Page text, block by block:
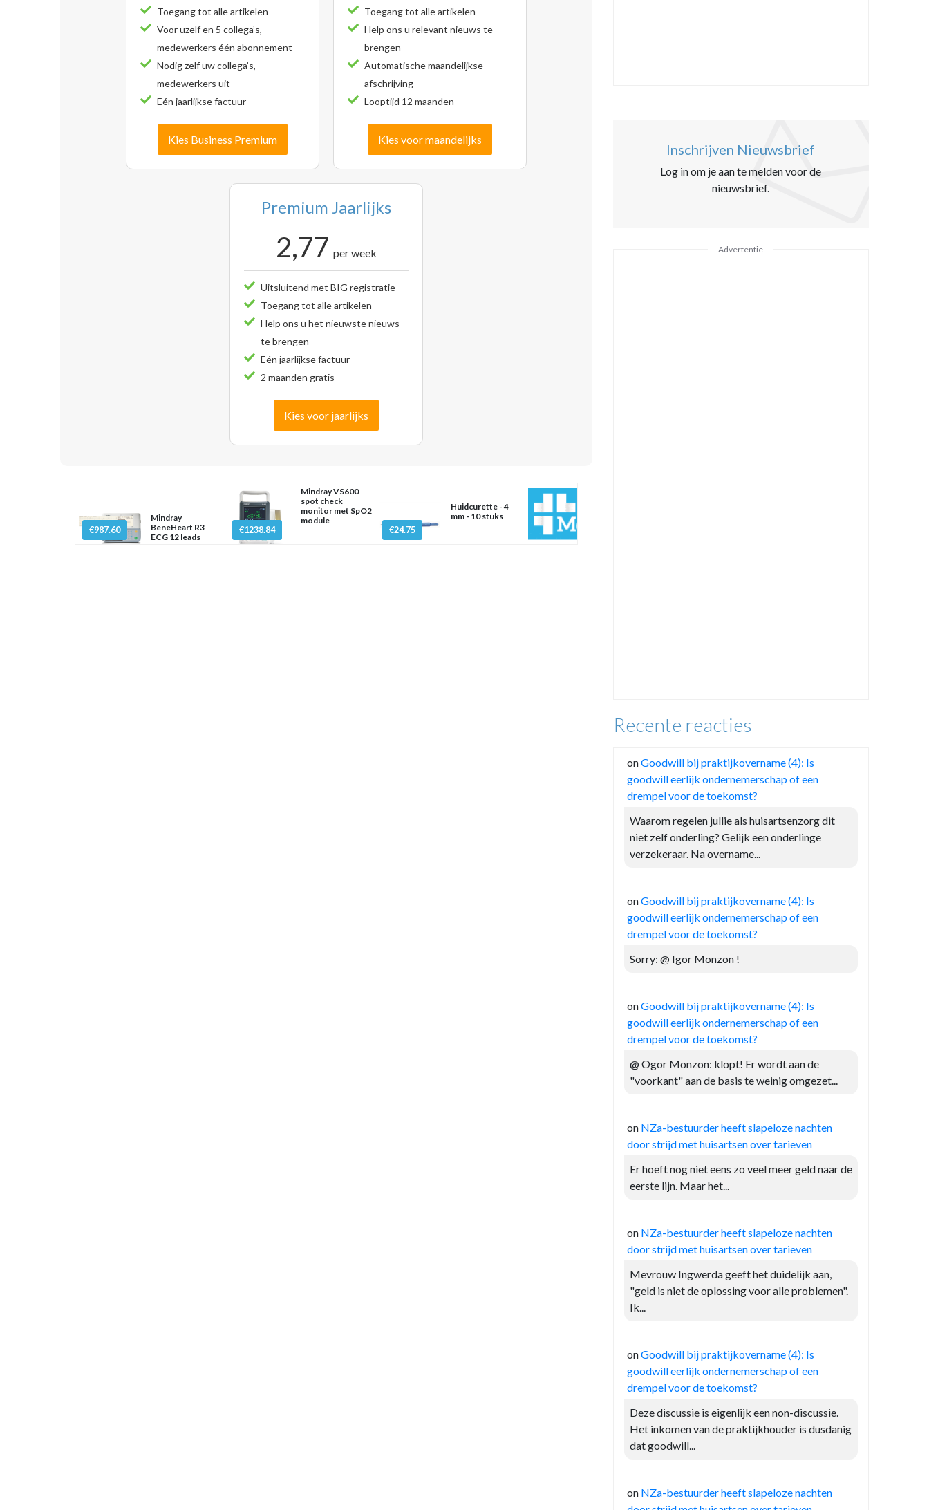
Toegang tot alle artikelen
Voor uzelf en 5 collega’s,
medewerkers één abonnement
Nodig zelf uw collega’s,
medewerkers uit
Eén jaarlijkse factuur
Kies Business Premium
Toegang tot alle artikelen
Help ons u relevant nieuws te
brengen
Automatische maandelijkse
afschrijving
Looptijd 12 maanden
Kies voor maandelijks
Premium Jaarlijks
2,77 per week
Uitsluitend met BIG registratie
Toegang tot alle artikelen
Help ons u het nieuwste nieuws
te brengen
Eén jaarlijkse factuur
2 maanden gratis
Kies voor jaarlijks
€987.60
Mindray
BeneHeart R3
ECG 12 leads
€1238.84
Mindray VS600
spot check
monitor met SpO2
module
€24.75
Huidcurette - 4
mm - 10 stuks
Inschrijven Nieuwsbrief
Log in om je aan te melden voor de
nieuwsbrief.
Advertentie
Recente reacties
onGoodwill bij praktijkovername (4): Is
goodwill eerlijk ondernemerschap of een
drempel voor de toekomst?
Waarom regelen jullie als huisartsenzorg dit
niet zelf onderling? Gelijk een onderlinge
verzekeraar. Na overname...
onGoodwill bij praktijkovername (4): Is
goodwill eerlijk ondernemerschap of een
drempel voor de toekomst?
Sorry: @ Igor Monzon !
onGoodwill bij praktijkovername (4): Is
goodwill eerlijk ondernemerschap of een
drempel voor de toekomst?
@ Ogor Monzon: klopt! Er wordt aan de
"voorkant" aan de basis te weinig omgezet...
on NZa-bestuurder heeft slapeloze nachten
door strijd met huisartsen over tarieven
Er hoeft nog niet eens zo veel meer geld naar de
eerste lijn. Maar het...
on NZa-bestuurder heeft slapeloze nachten
door strijd met huisartsen over tarieven
Mevrouw Ingwerda geeft het duidelijk aan,
"geld is niet de oplossing voor alle problemen".
Ik...
onGoodwill bij praktijkovername (4): Is
goodwill eerlijk ondernemerschap of een
drempel voor de toekomst?
Deze discussie is eigenlijk een non-discussie.
Het inkomen van de praktijkhouder is dusdanig
dat goodwill...
on NZa-bestuurder heeft slapeloze nachten